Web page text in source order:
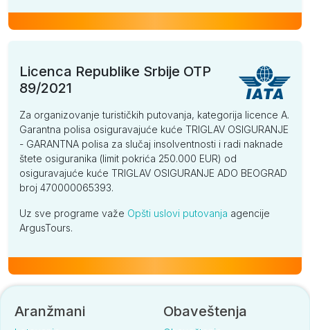
Licenca Republike Srbije OTP
89/2021
Za organizovanje turističkih putovanja, kategorija licence A.
Garantna polisa osiguravajuće kuće TRIGLAV OSIGURANJE
- GARANTNA polisa za slučaj insolventnosti i radi naknade
štete osiguranika (limit pokrića 250.000 EUR) od
osiguravajuće kuće TRIGLAV OSIGURANJE ADO BEOGRAD
broj 470000065393.
Uz sve programe važe Opšti uslovi putovanja agencije
ArgusTours.
Aranžmani Obaveštenja